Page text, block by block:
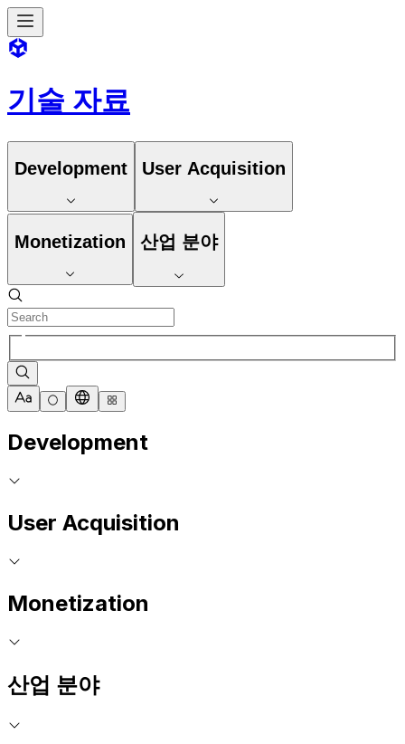
기술 자료
Development User Acquisition
Monetization 산업 분야
Development
User Acquisition
Monetization
산업 분야